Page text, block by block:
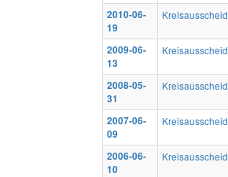
2010-06-
19
Kreisausscheid
2009-06-
13
Kreisausscheid
2008-05-
31
Kreisausscheid
2007-06-
09
Kreisausscheid
2006-06-
10
Kreisausscheid